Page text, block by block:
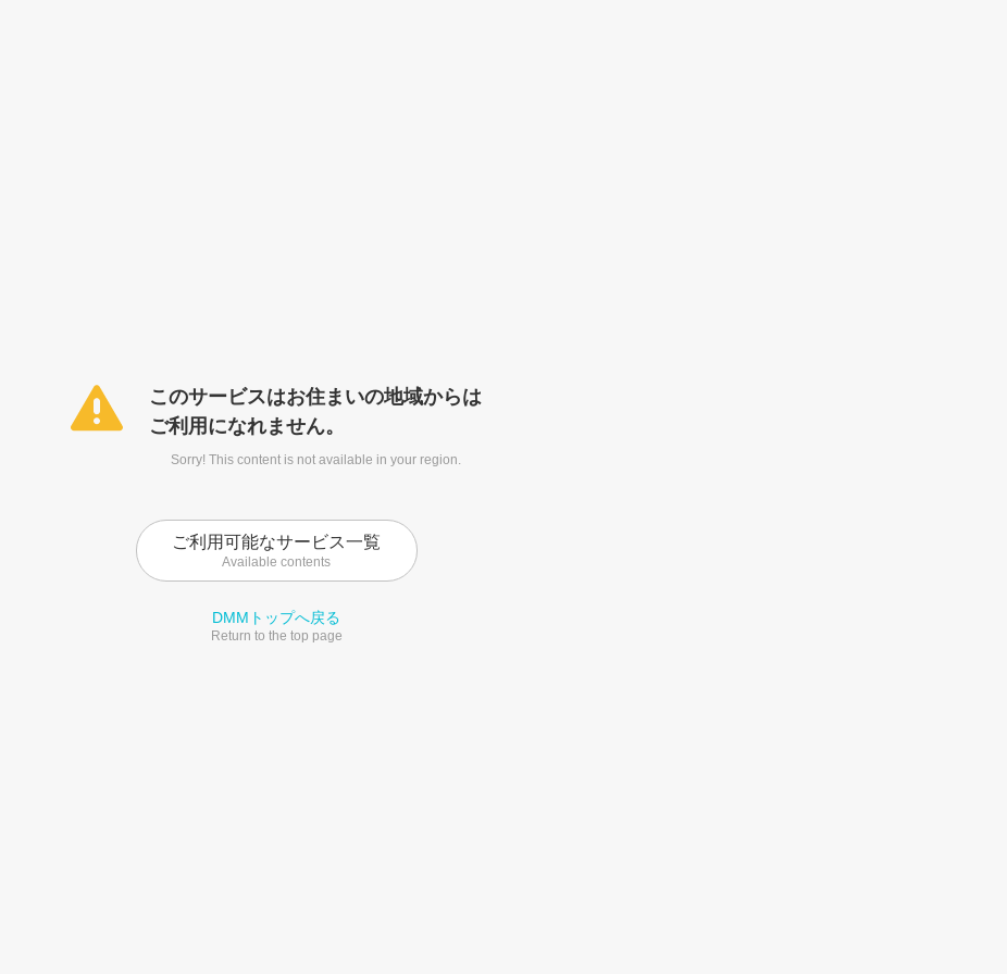
このサービスはお住まいの地域からは
ご利用になれません。
Sorry! This content is not available in your region.
ご利用可能なサービス一覧
Available contents
DMMトップへ戻る
Return to the top page